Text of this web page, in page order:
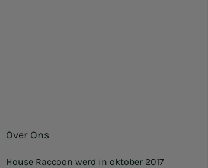
Over Ons
House Raccoon werd in oktober 2017